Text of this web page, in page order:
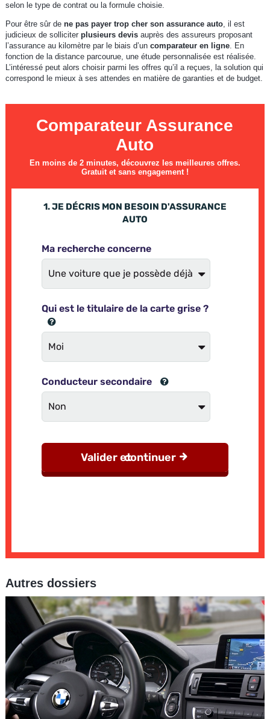
selon le type de contrat ou la formule choisie.
Pour être sûr de ne pas payer trop cher son assurance auto, il est
judicieux de solliciter plusieurs devisauprès des assureurs proposant
l’assurance au kilomètre par le biais d’un comparateur en ligne. En
fonction de la distance parcourue, une étude personnalisée est réalisée.
L’intéressé peut alors choisir parmi les offres qu’il a reçues, la solution qui
correspond le mieux à ses attendes en matière de garanties et de budget.
Comparateur Assurance
Auto
En moins de 2 minutes, découvrez les meilleures offres.
Gratuit et sans engagement !
Autres dossiers